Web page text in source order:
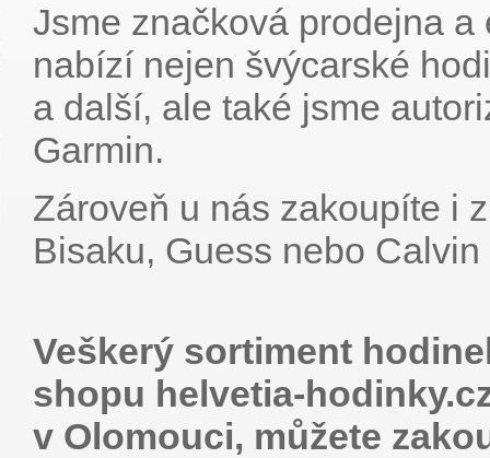
Jsme značková prodejna
nabízí nejen švýcarské
a další, ale také jsme
Garmin.
Zároveň u nás zakoupíte i
Bisaku, Guess nebo
Veškerý sortiment
shopu helvetia-
v Olomouci, můžete